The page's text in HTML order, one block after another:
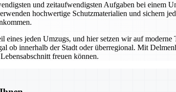
und zeitaufwendigsten Aufgaben bei einem
hochwertige Schutzmaterialien und sichern
eines jeden Umzugs, und hier setzen wir auf
ob innerhalb der Stadt oder überregional. Mit
freuen können.